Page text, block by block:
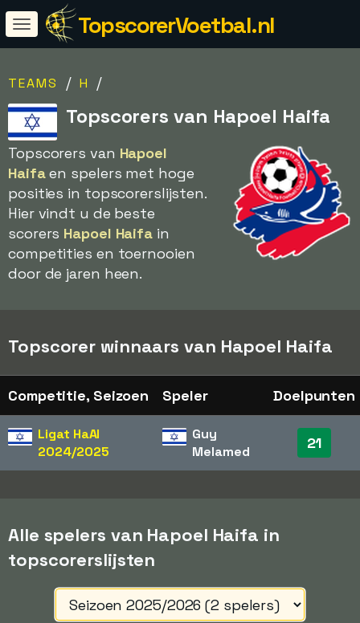
TopscorerVoetbal.nl
TEAMS / H /
Topscorers van Hapoel Haifa
Topscorers van Hapoel
Haifaen spelers met hoge
posities in topscorerslijsten.
Hier vindt u de beste
scorers Hapoel Haifa in
competities en toernooien
door de jaren heen.
Topscorer winnaars van Hapoel Haifa
Competitie, Seizoen Speler Doelpunten
Ligat HaAl
2024/2025
Guy
Melamed
21
Alle spelers van Hapoel Haifa in
topscorerslijsten